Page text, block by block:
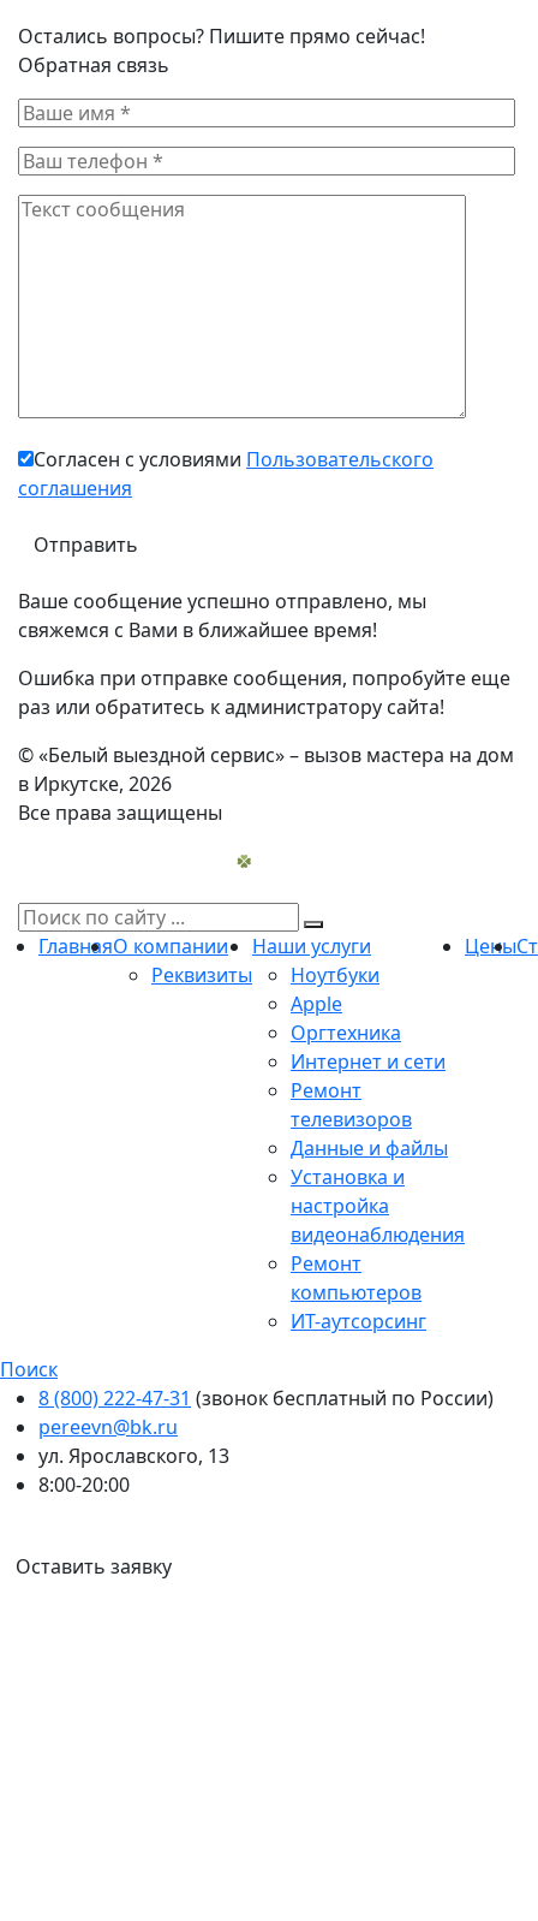
Остались вопросы? Пишите прямо сейчас!
Обратная связь
Согласен с условиями Пользовательского
соглашения
Ваше сообщение успешно отправлено, мы
свяжемся с Вами в ближайшее время!
Ошибка при отправке сообщения, попробуйте еще
раз или обратитесь к администратору сайта!
© «Белый выездной сервис» – вызов мастера на дом
в Иркутске, 2026
Все права защищены
ГлавнаяО компании
Реквизиты
Наши услуги
Ноутбуки
Apple
Оргтехника
Интернет и сети
Ремонт
телевизоров
Данные и файлы
Установка и
настройка
видеонаблюдения
Ремонт
компьютеров
ИТ-аутсорсинг
Цены
Поиск
8 (800) 222-47-31 (звонок бесплатный по России)
pereevn@bk.ru
ул. Ярославского, 13
8:00-20:00
Оставить заявку